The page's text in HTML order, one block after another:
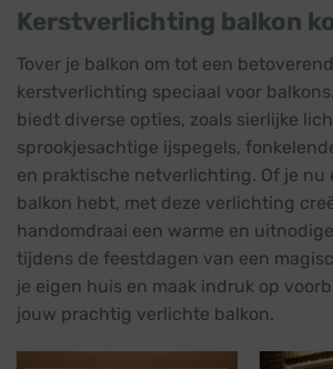
Kerstverlichting balkon
Tover je balkon om tot een
kerstverlichting speciaal voor
biedt diverse opties, zoals sierlijke
sprookjesachtige ijspegels,
en praktische netverlichting. Of je nu
balkon hebt, met deze verlichting
handomdraai een warme en
tijdens de feestdagen van een
je eigen huis en maak indruk op
jouw prachtig verlichte balkon.